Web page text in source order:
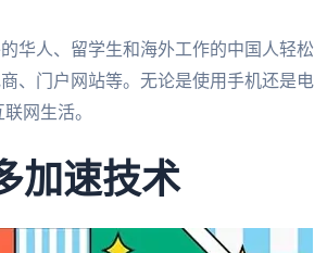
华人、留学生和海外工作的中国人轻松
、门户网站等。无论是使用手机还是电
网生活。
加速技术